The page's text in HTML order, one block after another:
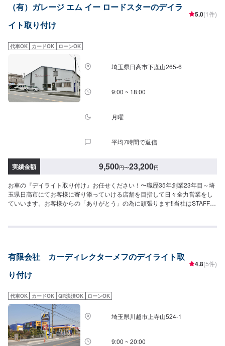
【5】修理終了・お支払い【6】アフターサポート【代車について】作業中に
お車が必要なお客様には、代車をお出しすることもできますので事前にご相
談ください。代車は、ご希望の車種がお選びいただけ、ほぼすべてにETC、
す。【定休日・営業時間】定休日：不定休日曜日はお問い合わせください。
営業時間：9:00~18:00
（有）ガレージ エム イー ロードスターのデイラ
イト取り付け
5.0(1件)
代車OK カードOK ローンOK
埼玉県日高市下鹿山265-6
9:00 ~ 18:00
月曜
平均7時間で返信
実績金額 9,500円〜23,200円
お車の『デイライト取り付け』お任せください！〜職歴35年創業23年目～埼
玉県日高市にてお客様に寄り添っていける店舗を目指して日々全力営業をし
ていいます。お客様からの「ありがとう」の為に頑張ります‼当社はSTAFF一
望のお客様は車種情報・車検証・パーツの詳細をオファー送信時にお送りく
自費修理、整備に限り代車の貸し出しを無料で行っております。有償でのレ
ンタル貸出も行っております。お気軽にご相談下さい。※代車の燃料代はお客
様にご負担いただいております。<定休日・営業時間>定休日：月曜日営業時
有限会社 カーディレクターメフのデイライト取
り付け
4.8(5件)
代車OK カードOK QR決済OK ローンOK
埼玉県川越市上寺山524-1
9:00 ~ 20:00